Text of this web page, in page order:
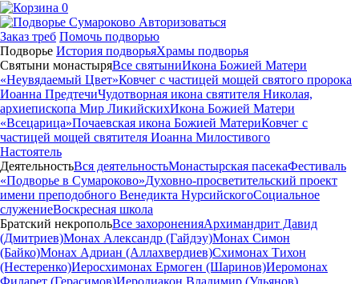
0
Авторизоваться
Заказ треб Помочь подворью
Подворье История подворьяХрамы подворья
Святыни монастыряВсе святыниИкона Божией Матери
«Неувядаемый Цвет»Ковчег с частицей мощей святого пророка
Иоанна ПредтечиЧудотворная икона святителя Николая,
архиепископа Мир ЛикийскихИкона Божией Матери
«Всецарица»Почаевская икона Божией МатериКовчег с
частицей мощей святителя Иоанна Милостивого
Настоятель
ДеятельностьВся деятельностьМонастырская пасекаФестиваль
«Подворье в Сумароково»Духовно-просветительский проект
имени преподобного Венедикта НурсийскогоСоциальное
служениеВоскресная школа
Братский некропольВсе захороненияАрхимандрит Давид
(Дмитриев)Монах Александр (Гайдэу)Монах Симон
(Байко)Монах Адриан (Аллахвердиев)Схимонах Тихон
(Нестеренко)Иеросхимонах Ермоген (Шаринов)Иеромонах
Филарет (Герасимов)Иеродиакон Владимир (Ульянов)